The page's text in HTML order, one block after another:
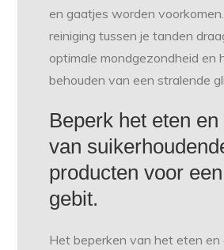
en gaatjes worden
reiniging tussen je tanden
optimale mondgezondheid en
behouden van een stralende
Beperk het eten
van
producten voor
gebit.
Het beperken van het eten en